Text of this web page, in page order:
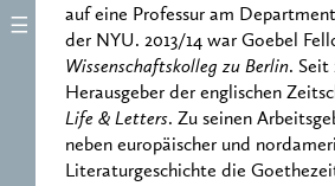
auf eine Professur am
der NYU. 2013/14 war Goebel
Wissenschaftskolleg zu Berlin. Seit
Herausgeber der englischen
Life & Letters. Zu seinen
neben europäischer und
Literaturgeschichte die